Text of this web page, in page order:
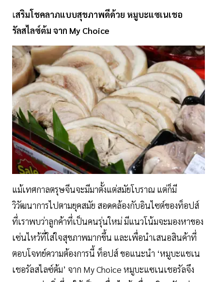
เสริมโชคลาภแบบสุขภาพดีด้วย หมูบะแซเนเชอ
รัลสไลซ์ต้ม จาก My Choice
แม้เทศกาลตรุษจีนจะมีมาตั้งแต่สมัยโบราณ แต่ก็มี
วิวัฒนาการไปตามยุคสมัย สอดคล้องกับอินไซต์ของท็อปส์
ที่เราพบว่าลูกค้าที่เป็นคนรุ่นใหม่ มีแนวโน้มจะมองหาของ
เซ่นไหว้ที่ใส่ใจสุขภาพมากขึ้น และเพื่อนำเสนอสินค้าที่
ตอบโจทย์ความต้องการนี้ ท็อปส์ ขอแนะนำ ‘หมูบะแชเน
เชอรัลสไลซ์ต้ม’ จาก My Choice หมูบะแซเนเชอรัลจึง